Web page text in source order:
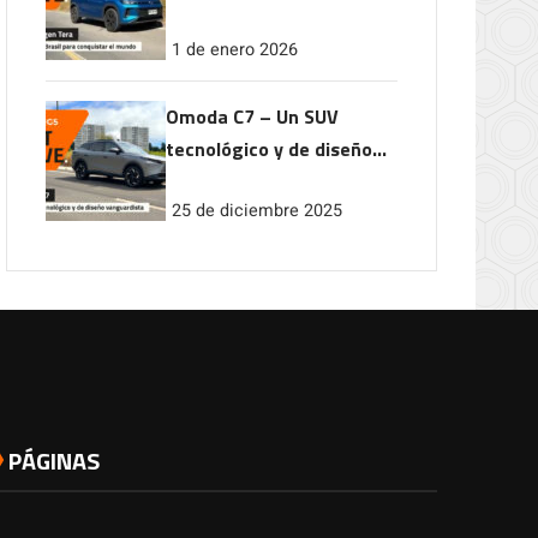
1 de enero 2026
Omoda C7 – Un SUV
tecnológico y de diseño
25 de diciembre 2025
PÁGINAS